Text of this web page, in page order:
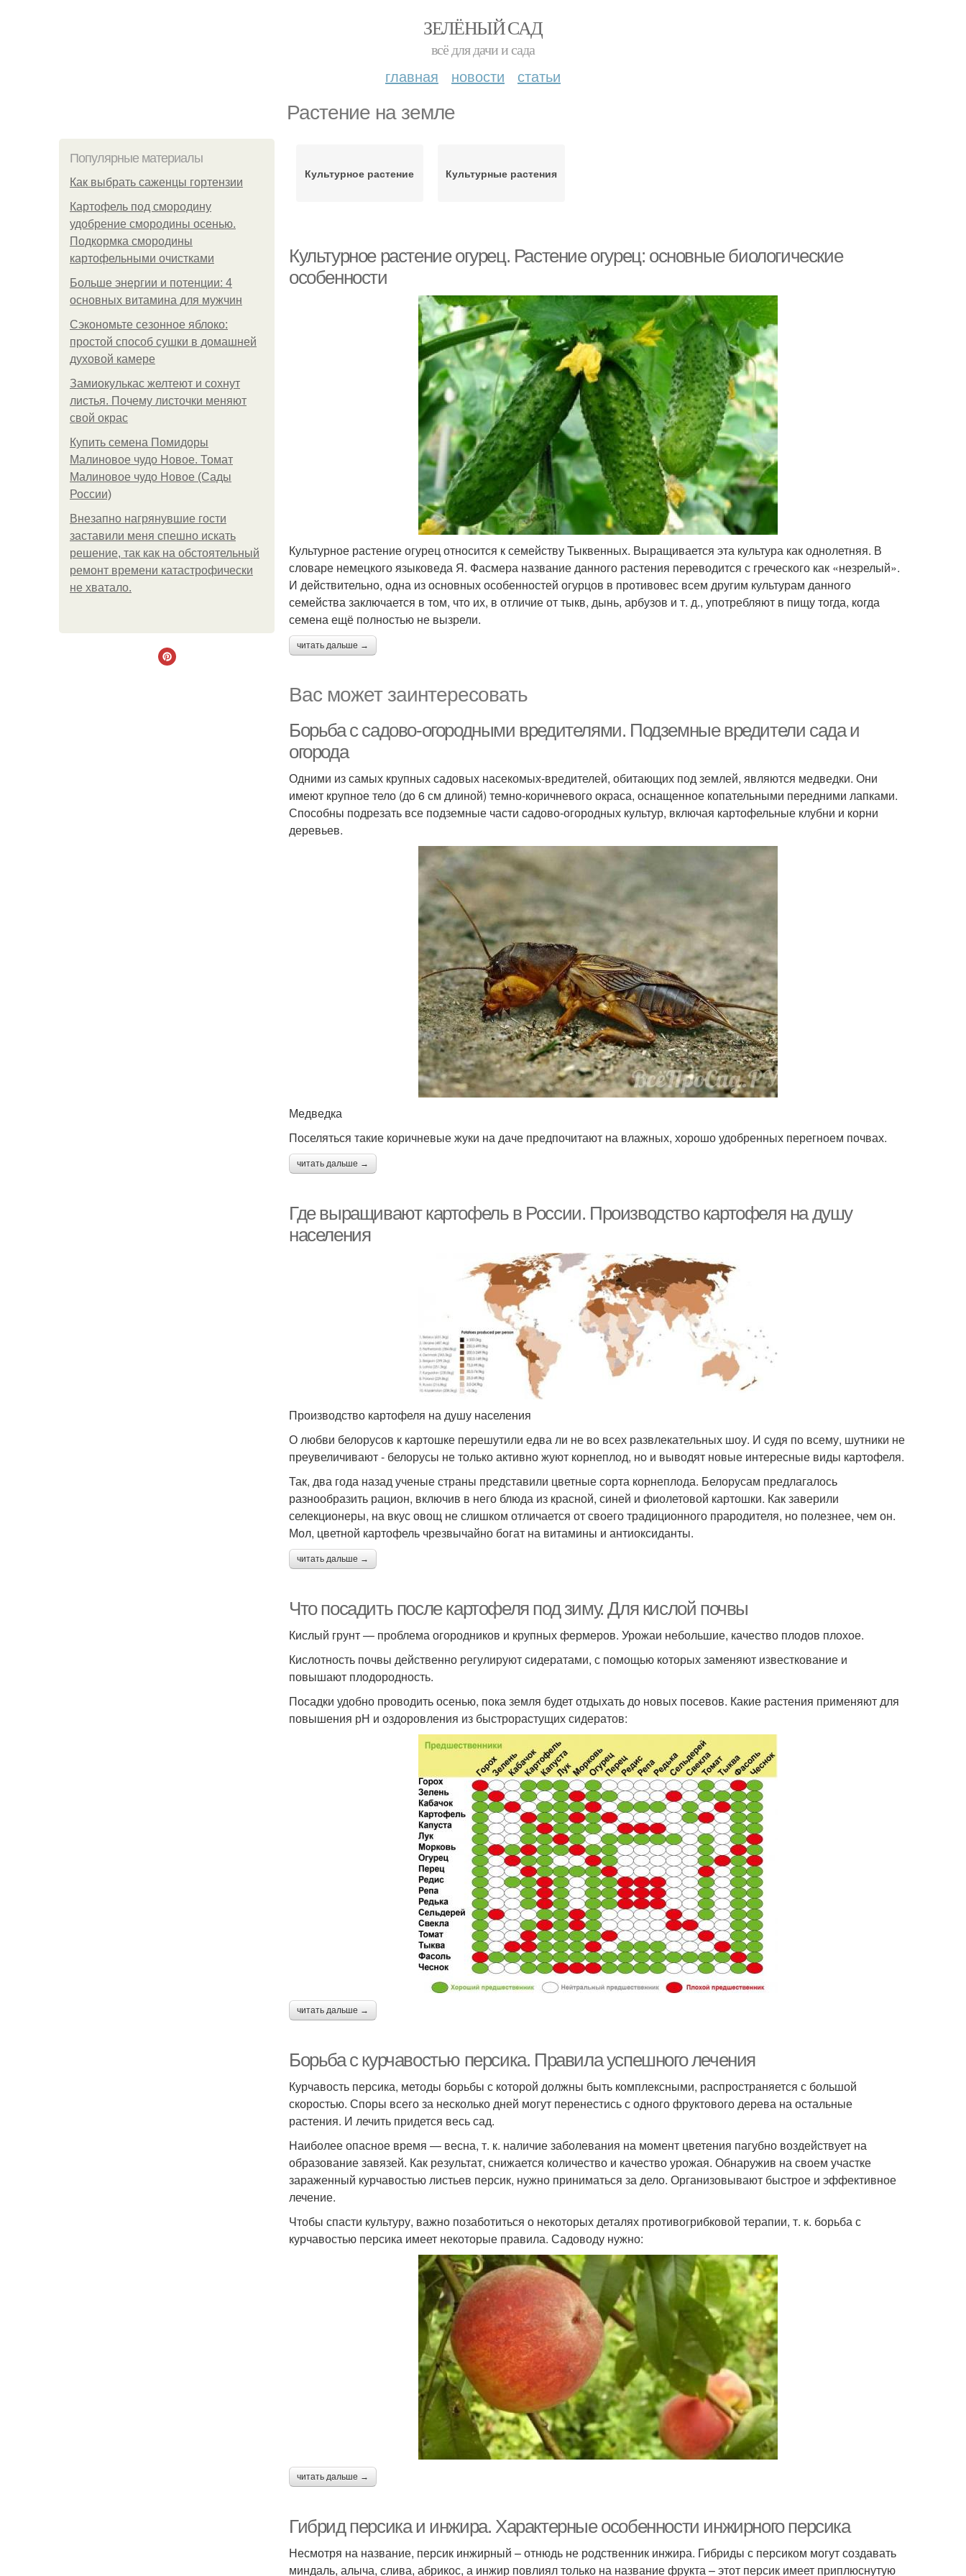
ЗЕЛЁНЫЙ САД
всё для дачи и сада
главная новости статьи
Растение на земле
Популярные материалы
Как выбрать саженцы гортензии
Картофель под смородину
удобрение смородины осенью.
Подкормка смородины
картофельными очистками
Больше энергии и потенции: 4
основных витамина для мужчин
Сэкономьте сезонное яблоко:
простой способ сушки в домашней
духовой камере
Замиокулькас желтеют и сохнут
листья. Почему листочки меняют
свой окрас
Купить семена Помидоры
Малиновое чудо Новое. Томат
Малиновое чудо Новое (Сады
России)
Внезапно нагрянувшие гости
заставили меня спешно искать
решение, так как на обстоятельный
ремонт времени катастрофически
не хватало.
Культурное растение Культурные растения
Культурное растение огурец. Растение огурец: основные биологические
особенности
Культурное растение огурец относится к семейству Тыквенных. Выращивается эта культура как однолетняя. В
словаре немецкого языковеда Я. Фасмера название данного растения переводится с греческого как «незрелый».
И действительно, одна из основных особенностей огурцов в противовес всем другим культурам данного
семейства заключается в том, что их, в отличие от тыкв, дынь, арбузов и т. д., употребляют в пищу тогда, когда
семена ещё полностью не вызрели.
читать дальше →
Вас может заинтересовать
Борьба с садово-огородными вредителями. Подземные вредители сада и
огорода
Одними из самых крупных садовых насекомых-вредителей, обитающих под землей, являются медведки. Они
имеют крупное тело (до 6 см длиной) темно-коричневого окраса, оснащенное копательными передними лапками.
Способны подрезать все подземные части садово-огородных культур, включая картофельные клубни и корни
деревьев.
Медведка
Поселяться такие коричневые жуки на даче предпочитают на влажных, хорошо удобренных перегноем почвах.
читать дальше →
Где выращивают картофель в России. Производство картофеля на душу
населения
Производство картофеля на душу населения
О любви белорусов к картошке перешутили едва ли не во всех развлекательных шоу. И судя по всему, шутники не
преувеличивают - белорусы не только активно жуют корнеплод, но и выводят новые интересные виды картофеля.
Так, два года назад ученые страны представили цветные сорта корнеплода. Белорусам предлагалось
разнообразить рацион, включив в него блюда из красной, синей и фиолетовой картошки. Как заверили
селекционеры, на вкус овощ не слишком отличается от своего традиционного прародителя, но полезнее, чем он.
Мол, цветной картофель чрезвычайно богат на витамины и антиоксиданты.
читать дальше →
Что посадить после картофеля под зиму. Для кислой почвы
Кислый грунт — проблема огородников и крупных фермеров. Урожаи небольшие, качество плодов плохое.
Кислотность почвы действенно регулируют сидератами, с помощью которых заменяют известкование и
повышают плодородность.
Посадки удобно проводить осенью, пока земля будет отдыхать до новых посевов. Какие растения применяют для
повышения рН и оздоровления из быстрорастущих сидератов:
читать дальше →
Борьба с курчавостью персика. Правила успешного лечения
Курчавость персика, методы борьбы с которой должны быть комплексными, распространяется с большой
скоростью. Споры всего за несколько дней могут перенестись с одного фруктового дерева на остальные
растения. И лечить придется весь сад.
Наиболее опасное время — весна, т. к. наличие заболевания на момент цветения пагубно воздействует на
образование завязей. Как результат, снижается количество и качество урожая. Обнаружив на своем участке
зараженный курчавостью листьев персик, нужно приниматься за дело. Организовывают быстрое и эффективное
лечение.
Чтобы спасти культуру, важно позаботиться о некоторых деталях противогрибковой терапии, т. к. борьба с
курчавостью персика имеет некоторые правила. Садоводу нужно:
читать дальше →
Гибрид персика и инжира. Характерные особенности инжирного персика
Несмотря на название, персик инжирный – отнюдь не родственник инжира. Гибриды с персиком могут создавать
миндаль, алыча, слива, абрикос, а инжир повлиял только на название фрукта – этот персик имеет приплюснутую